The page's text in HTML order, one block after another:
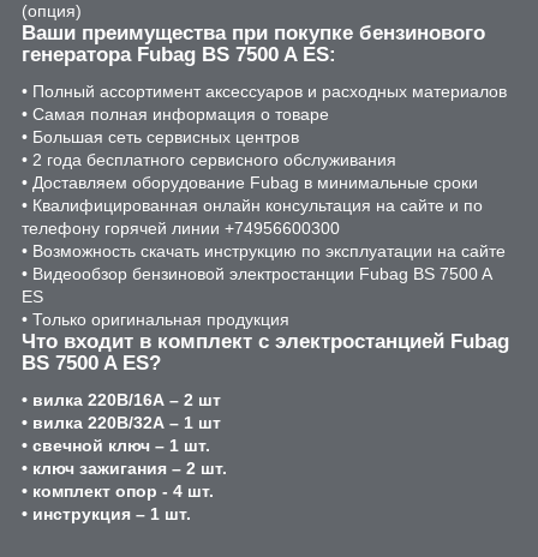
(опция)
Ваши преимущества при покупке бензинового
генератора Fubag BS 7500 A ES:
• Полный ассортимент аксессуаров и расходных материалов
• Самая полная информация о товаре
• Большая сеть сервисных центров
• 2 года бесплатного сервисного обслуживания
• Доставляем оборудование Fubag в минимальные сроки
• Квалифицированная онлайн консультация на сайте и по
телефону горячей линии +74956600300
• Возможность скачать инструкцию по эксплуатации на сайте
• Видеообзор бензиновой электростанции Fubag BS 7500 A
ES
• Только оригинальная продукция
Что входит в комплект с электростанцией Fubag
BS 7500 A ES?
• вилка 220В/16А – 2 шт
• вилка 220В/32А – 1 шт
• свечной ключ – 1 шт.
• ключ зажигания – 2 шт.
• комплект опор - 4 шт.
• инструкция – 1 шт.